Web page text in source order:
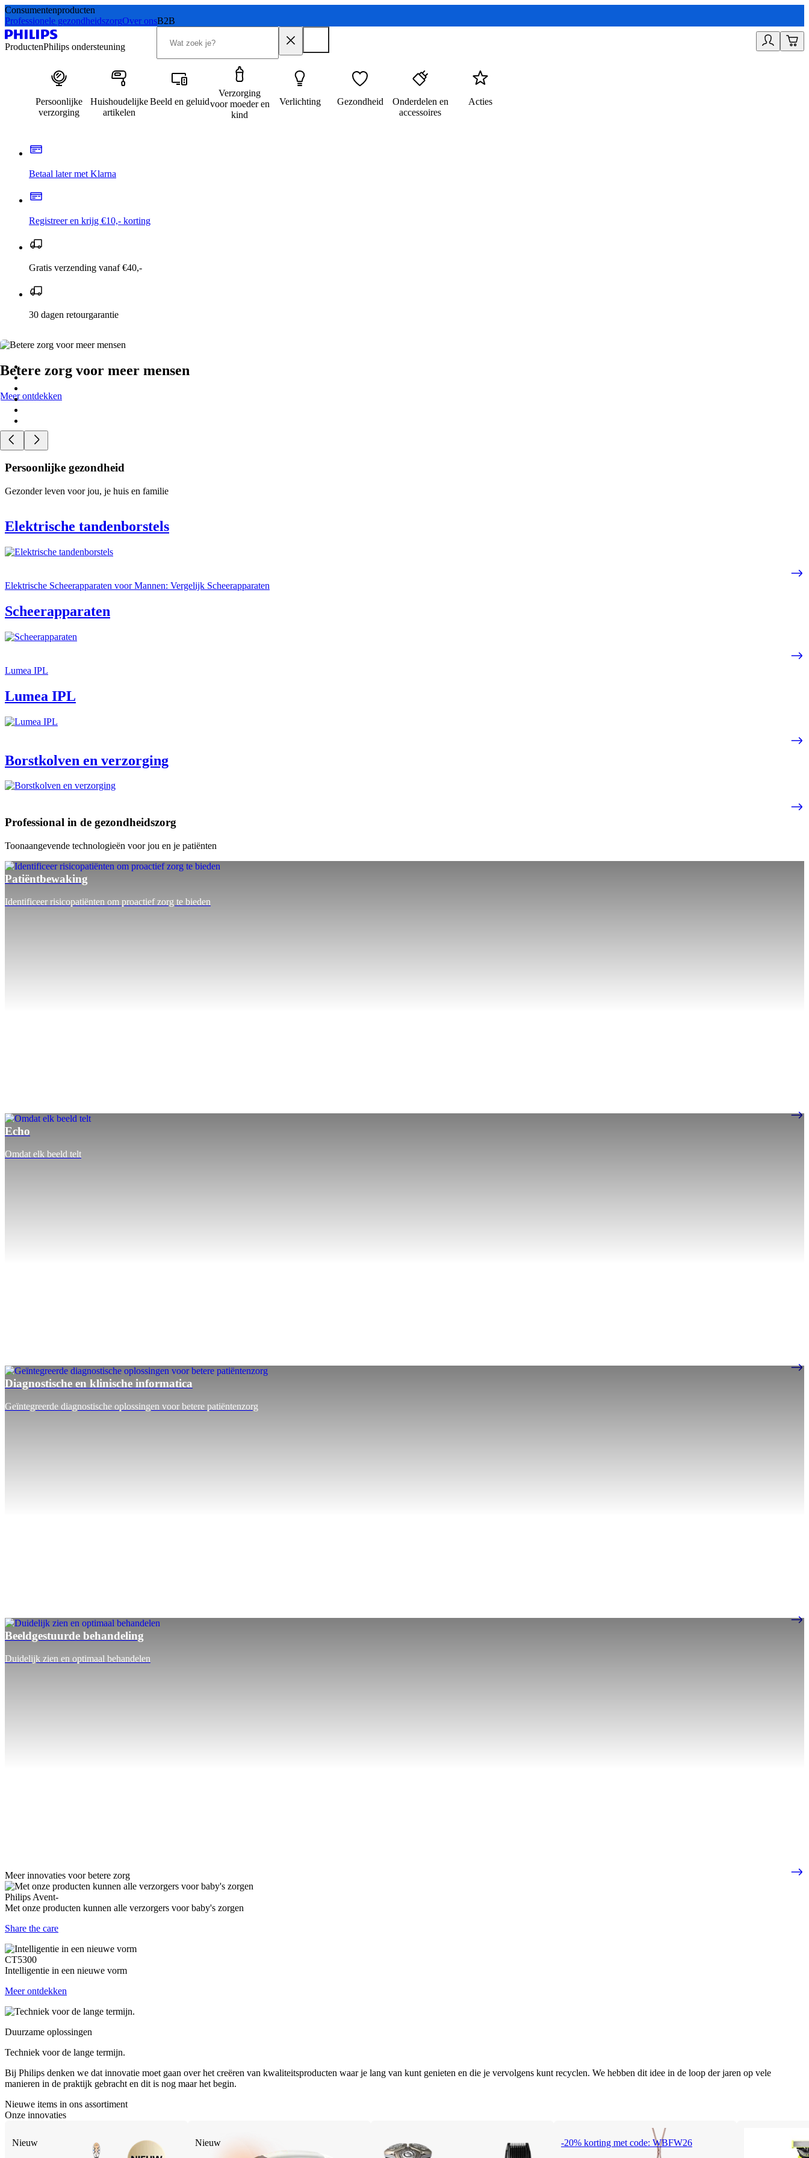
Consumentenproducten
Professionele gezondheidszorgOver onsB2B
ProductenPhilips ondersteuning
Persoonlijke
verzorging
Huishoudelijke
artikelen
Beeld en geluid
Verzorging
voor moeder en
kind
Verlichting Gezondheid
Onderdelen en
accessoires
Acties
Betaal later met Klarna
Registreer en krijg €10,- korting
Gratis verzending vanaf €40,-
30 dagen retourgarantie
Betere zorg voor meer mensen
Meer ontdekken
Persoonlijke gezondheid
Gezonder leven voor jou, je huis en familie
Elektrische tandenborstels
Elektrische Scheerapparaten voor Mannen: Vergelijk Scheerapparaten
Scheerapparaten
Lumea IPL
Lumea IPL
Borstkolven en verzorging
Professional in de gezondheidszorg
Toonaangevende technologieën voor jou en je patiënten
Patiëntbewaking
Identificeer risicopatiënten om proactief zorg te bieden
Echo
Omdat elk beeld telt
Diagnostische en klinische informatica
Geïntegreerde diagnostische oplossingen voor betere patiëntenzorg
Beeldgestuurde behandeling
Duidelijk zien en optimaal behandelen
Meer innovaties voor betere zorg
Philips Avent-
Met onze producten kunnen alle verzorgers voor baby's zorgen
Share the care
CT5300
Intelligentie in een nieuwe vorm
Meer ontdekken
Duurzame oplossingen
Techniek voor de lange termijn.
Bij Philips denken we dat innovatie moet gaan over het creëren van kwaliteitsproducten waar je lang van kunt genieten en die je vervolgens kunt recyclen. We hebben dit idee in de loop der jaren op vele
manieren in de praktijk gebracht en dit is nog maar het begin.
Nieuwe items in ons assortiment
Onze innovaties
Nieuw Nieuw -20% korting met code: WBFW26